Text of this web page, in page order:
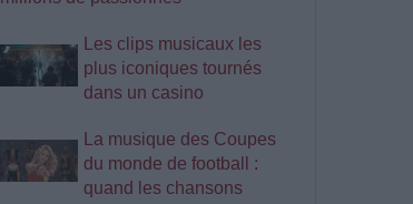
Les clips musicaux les
plus iconiques tournés
dans un casino
La musique des Coupes
du monde de football :
quand les chansons